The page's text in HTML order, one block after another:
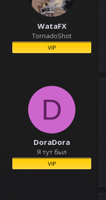
WataFX
TornadoShot
VIP
D
DoraDora
Я тут был
VIP